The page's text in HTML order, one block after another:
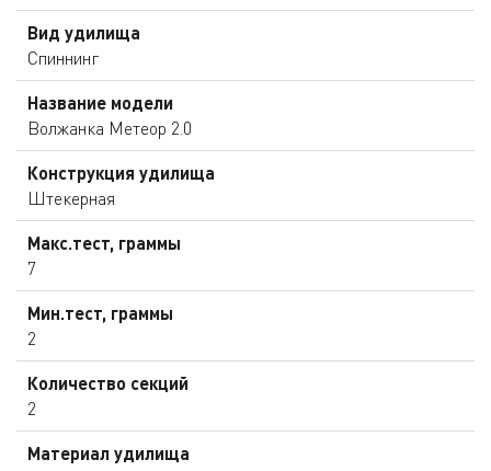
Вид удилища
Спиннинг
Название модели
Волжанка Метеор 2.0
Конструкция удилища
Штекерная
Макс.тест, граммы
7
Мин.тест, граммы
2
Количество секций
2
Материал удилища